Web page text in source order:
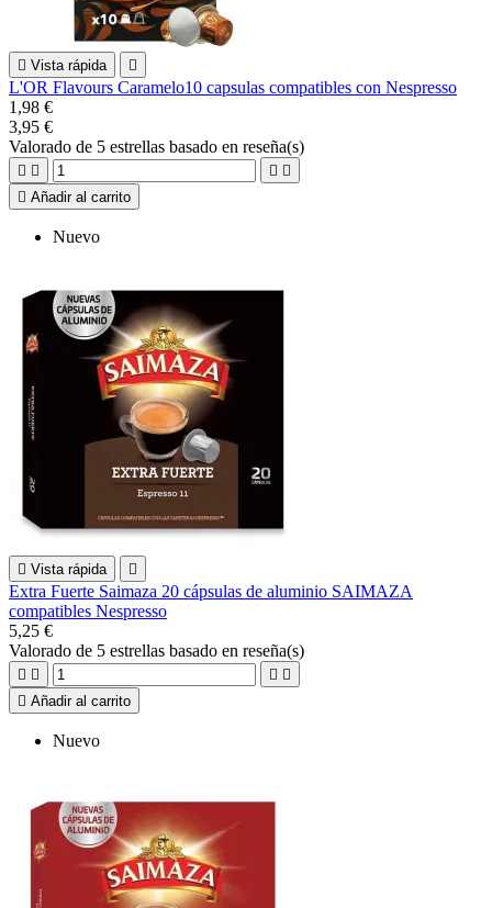
 Vista rápida 
L'OR Flavours Caramelo10 capsulas compatibles con Nespresso
1,98 €
3,95 €
Valorado de 5 estrellas basado en reseña(s)
   
 Añadir al carrito
Nuevo
 Vista rápida 
Extra Fuerte Saimaza 20 cápsulas de aluminio SAIMAZA
compatibles Nespresso
5,25 €
Valorado de 5 estrellas basado en reseña(s)
   
 Añadir al carrito
Nuevo